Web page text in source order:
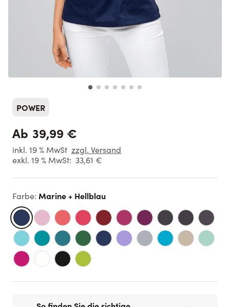
POWER
Ab 39,99 €
inkl. 19 % MwSt zzgl. Versand
exkl. 19 % MwSt: 33,61 €
Farbe: Marine + Hellblau